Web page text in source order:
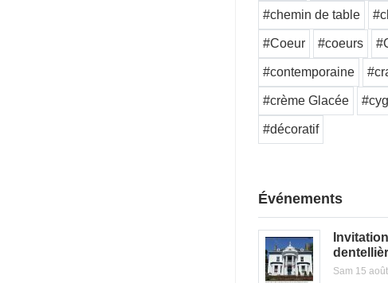
#chemin de table
#Coeur #coeurs
#contemporaine
#crème Glacée
#décoratif
Événements
Sam 15